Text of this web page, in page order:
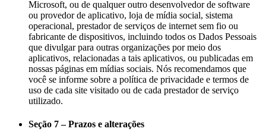
Microsoft, ou de qualquer outro desenvolvedor de software
ou provedor de aplicativo, loja de mídia social, sistema
operacional, prestador de serviços de internet sem fio ou
fabricante de dispositivos, incluindo todos os Dados Pessoais
que divulgar para outras organizações por meio dos
aplicativos, relacionadas a tais aplicativos, ou publicadas em
nossas páginas em mídias sociais. Nós recomendamos que
você se informe sobre a política de privacidade e termos de
uso de cada site visitado ou de cada prestador de serviço
utilizado.
Seção 7 – Prazos e alterações